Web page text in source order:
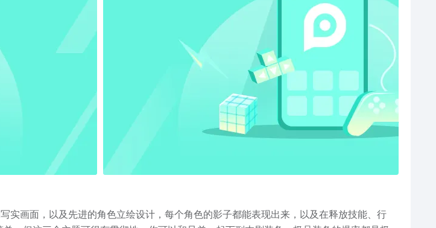
实画面，以及先进的角色立绘设计，每个角色的影子都能表现出来，以及在释放技能、行